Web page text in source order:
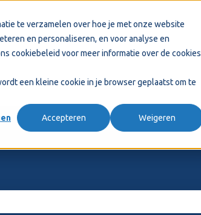
te verzamelen over hoe je met onze website
en personaliseren, en voor analyse en
cookiebeleid voor meer informatie over de cookies
een kleine cookie in je browser geplaatst om te
Accepteren Weigeren